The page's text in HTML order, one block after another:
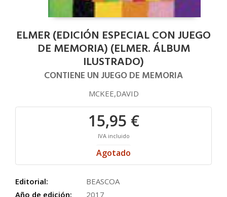
ELMER (EDICIÓN ESPECIAL CON JUEGO
DE MEMORIA) (ELMER. ÁLBUM
ILUSTRADO)
CONTIENE UN JUEGO DE MEMORIA
MCKEE,DAVID
15,95 €
IVA incluido
Agotado
Editorial:
BEASCOA
Año de edición:
2017